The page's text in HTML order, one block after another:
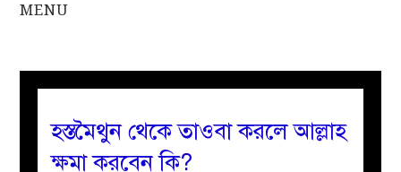
MENU
সকল
বয়ান
হস্তমৈথুন থেকে তাওবা করলে আল্লাহ
ক্ষমা করবেন কি?